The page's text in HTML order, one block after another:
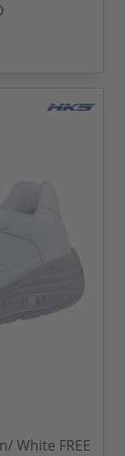
White FREE